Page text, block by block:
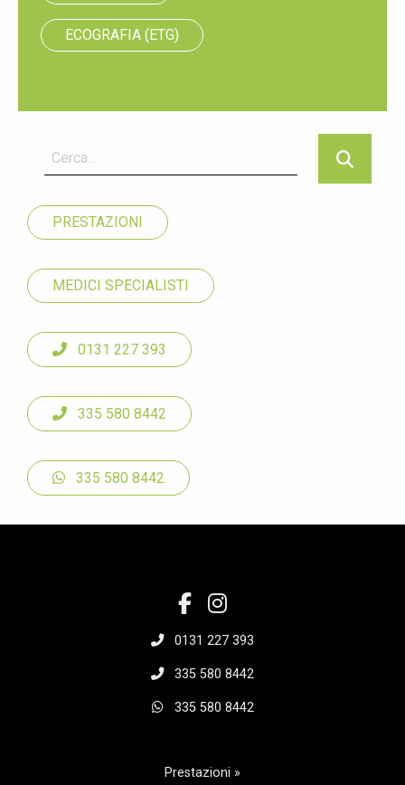
ECOGRAFIA (ETG)
PRESTAZIONI
MEDICI SPECIALISTI
0131 227 393
335 580 8442
335 580 8442
0131 227 393
335 580 8442
335 580 8442
Prestazioni »